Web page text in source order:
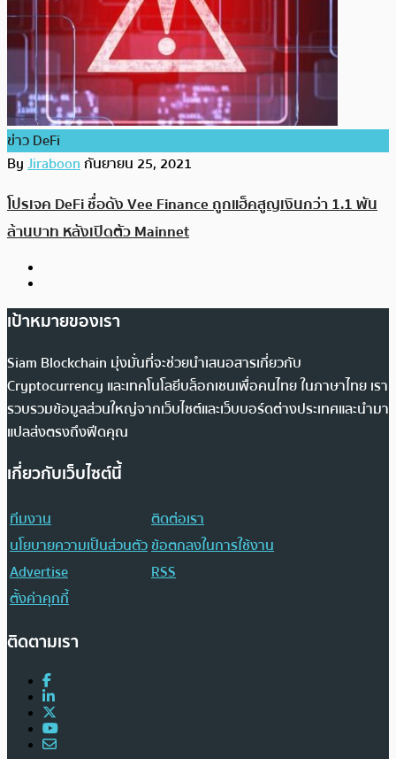
ข่าว DeFi
ByJiraboonกันยายน 25, 2021
โปรเจค DeFi ชื่อดัง Vee Finance ถูกแฮ็คสูญเงินกว่า 1.1 พัน
ล้านบาท หลังเปิดตัว Mainnet
เป้าหมายของเรา
Siam Blockchain มุ่งมั่นที่จะช่วยนำเสนอสารเกี่ยวกับ
Cryptocurrency และเทคโนโลยีบล็อกเชนเพื่อคนไทย ในภาษาไทย เรา
รวบรวมข้อมูลส่วนใหญ่จากเว็บไซต์และเว็บบอร์ดต่างประเทศและนำมา
แปลส่งตรงถึงฟีดคุณ
เกี่ยวกับเว็บไซต์นี้
ทีมงาน
ติดต่อเรา
นโยบายความเป็นส่วนตัวข้อตกลงในการใช้งาน
Advertise
RSS
ตั้งค่าคุกกี้
ติดตามเรา